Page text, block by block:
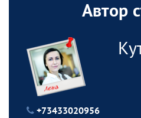
Автор
+73433020956